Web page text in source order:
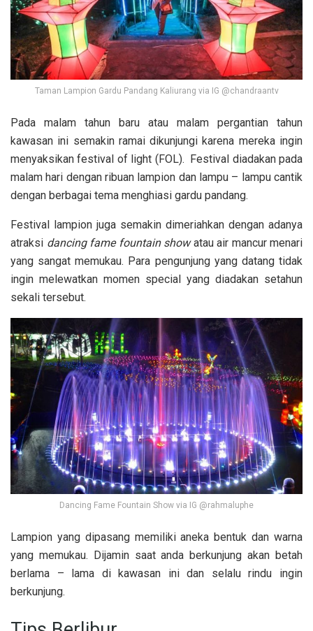
Taman Lampion Gardu Pandang Kaliurang via IG @chandraantv
Pada malam tahun baru atau malam pergantian tahun
kawasan ini semakin ramai dikunjungi karena mereka ingin
menyaksikan festival of light (FOL). Festival diadakan pada
malam hari dengan ribuan lampion dan lampu – lampu cantik
dengan berbagai tema menghiasi gardu pandang.
Festival lampion juga semakin dimeriahkan dengan adanya
atraksi dancing fame fountain showatau air mancur menari
yang sangat memukau. Para pengunjung yang datang tidak
ingin melewatkan momen special yang diadakan setahun
sekali tersebut.
Dancing Fame Fountain Show via IG @rahmaluphe
Lampion yang dipasang memiliki aneka bentuk dan warna
yang memukau. Dijamin saat anda berkunjung akan betah
berlama – lama di kawasan ini dan selalu rindu ingin
berkunjung.